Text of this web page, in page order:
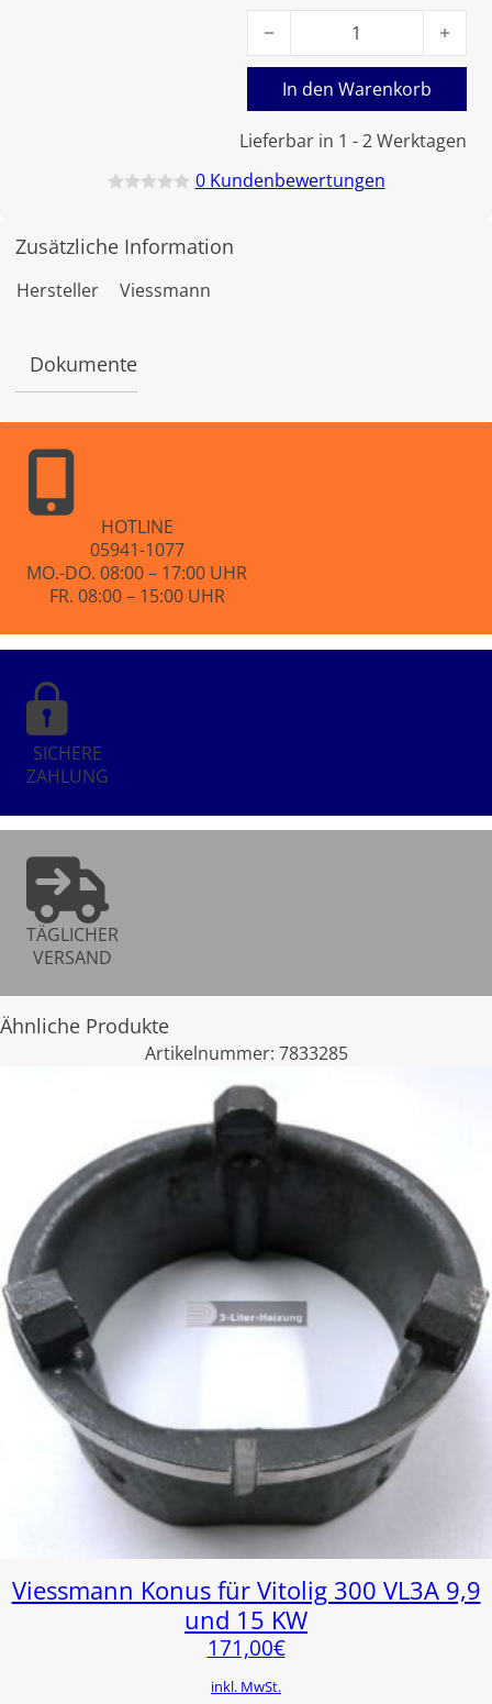
Lieferbar in 1 - 2 Werktagen
Viessmann Düse 0,50 Gph
In den Warenkorb
e
t
v
0Kundenbewertungen
Zusätzliche Information
Hersteller Viessmann
Dokumente
HOTLINE
05941-1077
MO.-DO. 08:00 – 17:00 UHR
FR. 08:00 – 15:00 UHR
SICHERE
ZAHLUNG
TÄGLICHER
VERSAND
Ähnliche Produkte
Artikelnummer: 7833285
Viessmann Konus für Vitolig 300 VL3A 9,9
und 15 KW
171,00€
inkl. MwSt.